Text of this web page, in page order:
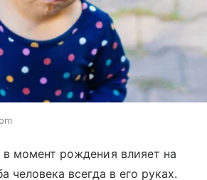
момент рождения влияет на
человека всегда в его руках.